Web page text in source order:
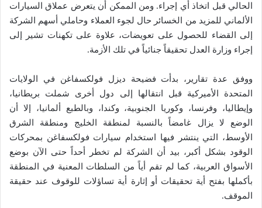
الحالي قبل اتخاذ أي إجراء. ومن الممكن أن يتعرض عملاق السيارات
الألماني للمزيد من الخسائر حال لجوء العملاء وحاملي أسهم الشركة
إلى القضاء للحصول على تعويضات، علاوة على تكهنات تشير إلى
إجراء وزارة العدل تحقيقاً جنائياً في تلك الأزمة.
ووفق عدة تقارير، بدأت فضيحة ديزل فولكسفاغن في الولايات
المتحدة الأميركية قبل انتقالها إلى دول أخرى شملت بريطانيا،
وإيطاليا، وفرنسا، وكوريا الجنوبية، وكندا، وبالطبع ألمانيا، إلا أن
الوضع لا يزال غامضاً بالنسبة لمنطقة الخليج ومنطقة الشرق
الأوسط، التي ينتشر فيها استخدام سيارات فولكسفاغن بمحركات
الوقود بشكل أكبر، بيد أن الشركة لم تخطر أحداً حتى الآن بوضع
الأسواق العربية، كما لم تقم أياً من السلطات المعنية في المنطقة
بأكملها بفتح أية تحقيقات أو إثارة أية تساؤلات للوقوف عند حقيقة
الموقف.